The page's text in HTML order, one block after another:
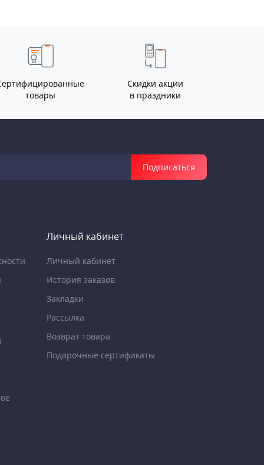
товары
Скидки акции
в праздники
Подписаться
Личный кабинет
Личный кабинет
История заказов
Закладки
Рассылка
Возврат товара
Подарочные сертификаты